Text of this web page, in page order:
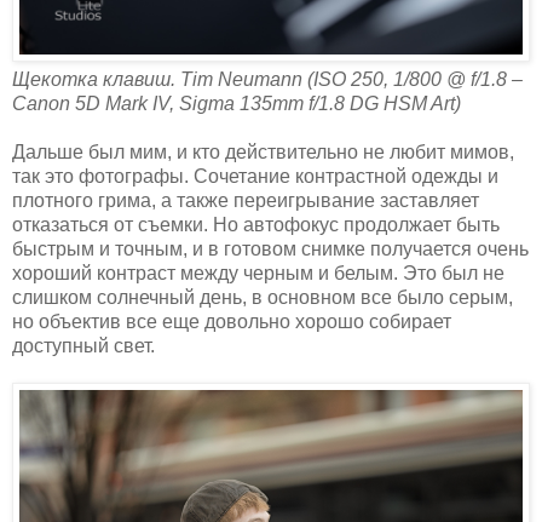
Щекотка клавиш. Tim Neumann (ISO 250, 1/800 @ f/1.8 –
Canon 5D Mark IV, Sigma 135mm f/1.8 DG HSM Art)
Дальше был мим, и кто действительно не любит мимов,
так это фотографы. Сочетание контрастной одежды и
плотного грима, а также переигрывание заставляет
отказаться от съемки. Но автофокус продолжает быть
быстрым и точным, и в готовом снимке получается очень
хороший контраст между черным и белым. Это был не
слишком солнечный день, в основном все было серым,
но объектив все еще довольно хорошо собирает
доступный свет.